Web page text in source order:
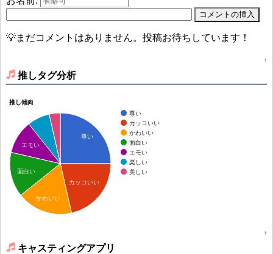
💡まだコメントはありません。投稿お待ちしています！
↑
推しタグ分析
推し傾向
尊い
カッコいい
かわいい
面白い
エモい
楽しい
美しい
尊い
カッコいい
エモい
面白い
かわいい
↑
キャスティングアプリ